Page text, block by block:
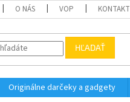
O NÁS VOP KONTAKT
HĽADAŤ
Originálne darčeky a gadgety